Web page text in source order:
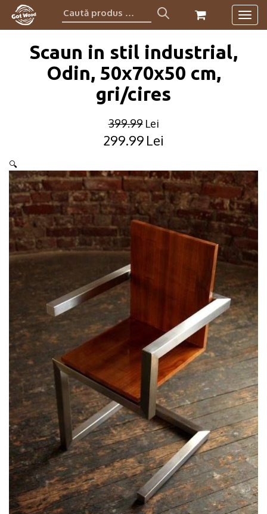
Caută
produs:
Scaun in stil industrial,
Odin, 50x70x50 cm,
gri/cires
399.99 Lei
Original
was:
399.99lei.
299.99 Lei
Current
is:
299.99lei.
🔍